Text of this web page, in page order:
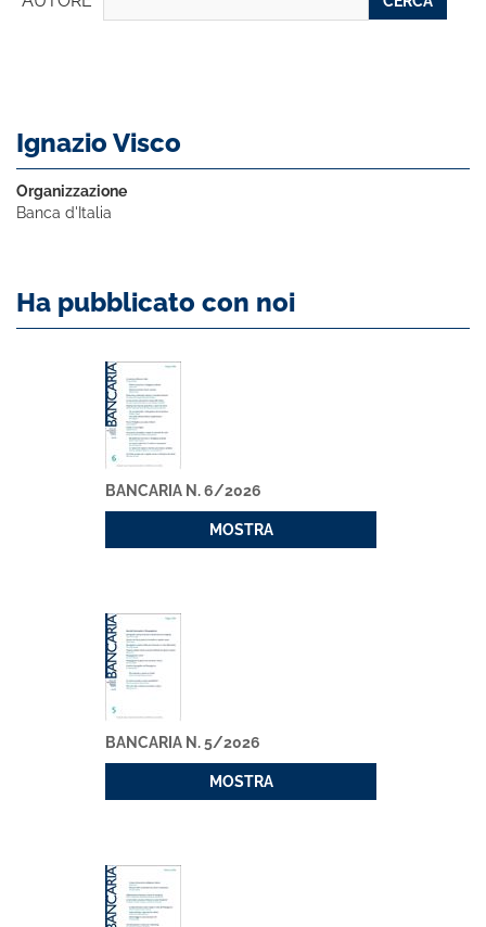
Ignazio Visco
Organizzazione
Banca d'Italia
Ha pubblicato con noi
BANCARIA N. 6/2026
MOSTRA
BANCARIA N. 5/2026
MOSTRA